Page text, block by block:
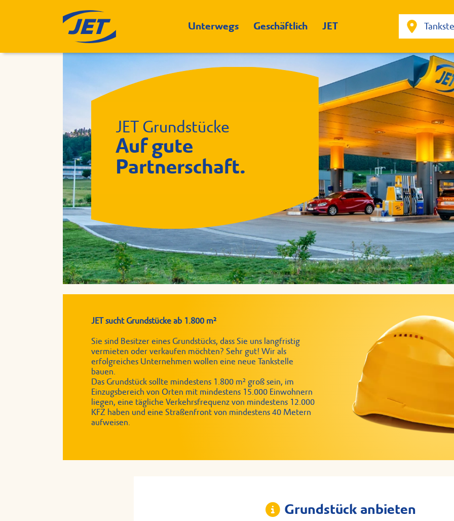
Unterwegs Geschäftlich JET
JET Grundstücke
Auf gute
Partnerschaft.
JET sucht Grundstücke ab 1.800 m²
Sie sind Besitzer eines Grundstücks, dass Sie uns langfristig
vermieten oder verkaufen möchten? Sehr gut! Wir als
erfolgreiches Unternehmen wollen eine neue Tankstelle
bauen.
Das Grundstück sollte mindestens 1.800 m² groß sein, im
Einzugsbereich von Orten mit mindestens 15.000 Einwohnern
liegen, eine tägliche Verkehrsfrequenz von mindestens 12.000
KFZ haben und eine Straßenfront von mindestens 40 Metern
aufweisen.
Grundstück anbieten